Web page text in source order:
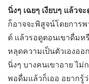
นิ่งๆ เฉยๆ เงียบๆ แล้วจ
ก็อาจจะพิสูจน์โดยการพ
ต์ แล้วรอดูตอนเขาดื่มห
หลุดความเป็นตัวเองอ
นิ่งๆ บางคนเขาอาย ไ
พอดื่มแล้วก็เออ อยากรู้ว่